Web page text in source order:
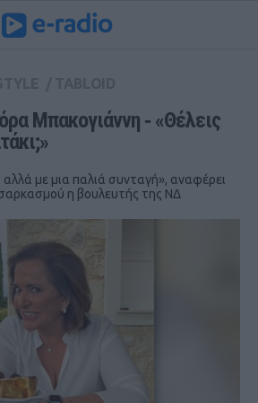
Μπακογιάννη ‑ «Θέλεις
αλλά με μια παλιά συνταγή», αναφέρει
η βουλευτής της ΝΔ